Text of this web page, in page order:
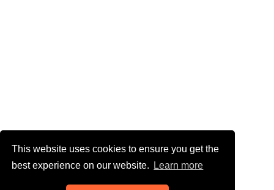
This website uses cookies to ensure you get the
best experience on our website.
Learn more